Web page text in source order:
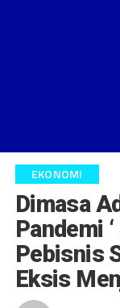
EKONOMI
Dimasa
Pandemi
Pebisnis
Eksis